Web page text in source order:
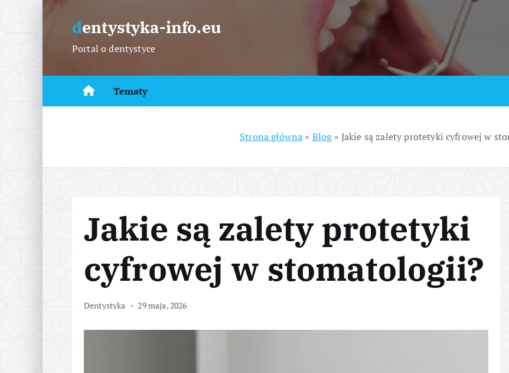
S
e
dentystyka-info.eu
Portal o dentystyce
Tematy
Strona główna » Blog» Jakie są zalety protetyki cyfrowej w
Jakie są zalety protetyki
cyfrowej w stomatologii?
Dentystyka 29 maja, 2026